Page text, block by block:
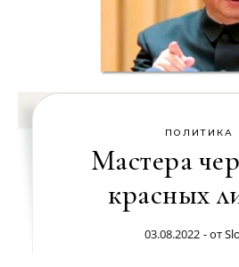
ПОЛИТИКА
Мастера
красных
03.08.2022 - от